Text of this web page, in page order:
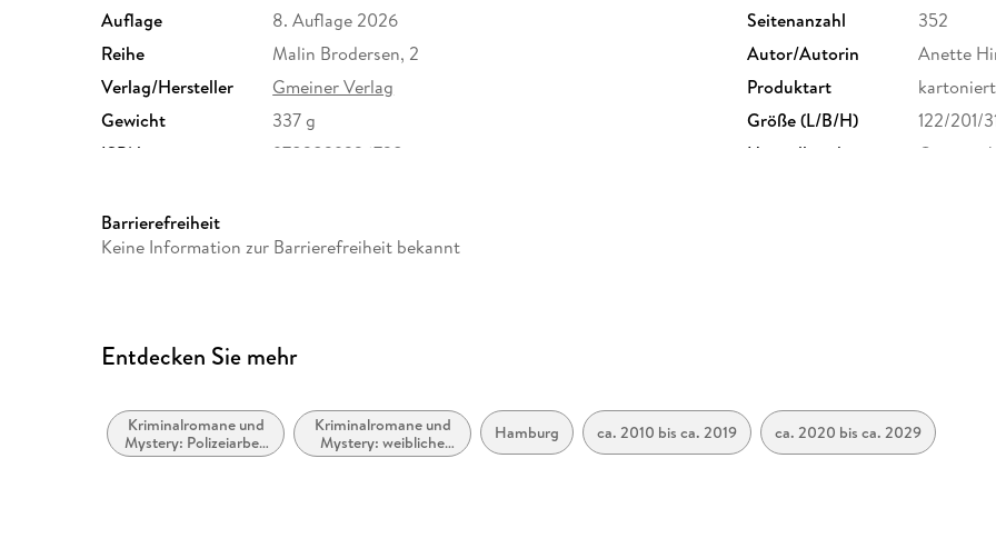
Auflage
8. Auflage 2026 Seitenanzahl
352
Reihe
Malin Brodersen, 2 Autor/Autorin
Anette
Verlag/Hersteller
Gmeiner Verlag Produktart
kartoniert
Gewicht
337 g Größe (L/B/H)
122/201/
ISBN
9783839226728 Herstelleradresse
Barrierefreiheit
Keine Information zur Barrierefreiheit bekannt
Entdecken Sie mehr
Kriminalromane und
Mystery: Polizeiarbeit
& Forensik
Kriminalromane und
Mystery: weibliche
Ermittler
Hamburg ca. 2010 bis ca. 2019 ca. 2020 bis ca. 2029